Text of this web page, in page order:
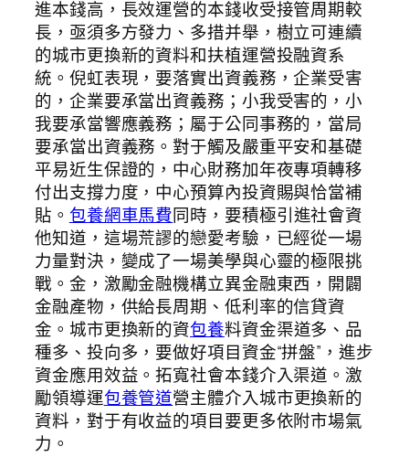
進本錢高，長效運營的本錢收受接管周期較
長，亟須多方發力、多措并舉，樹立可連續
的城市更換新的資料和扶植運營投融資系
統。倪虹表現，要落實出資義務，企業受害
的，企業要承當出資義務；小我受害的，小
我要承當響應義務；屬于公同事務的，當局
要承當出資義務。對于觸及嚴重平安和基礎
平易近生保證的，中心財務加年夜專項轉移
付出支撐力度，中心預算內投資賜與恰當補
貼。 包養網車馬費同時，要積極引進社會資
他知道，這場荒謬的戀愛考驗，已經從一場
力量對決，變成了一場美學與心靈的極限挑
戰。金，激勵金融機構立異金融東西，開闢
金融產物，供給長周期、低利率的信貸資
金。城市更換新的資包養料資金渠道多、品
種多、投向多，要做好項目資金“拼盤”，進步
資金應用效益。拓寬社會本錢介入渠道。激
勵領導運包養管道營主體介入城市更換新的
資料，對于有收益的項目要更多依附市場氣
力。